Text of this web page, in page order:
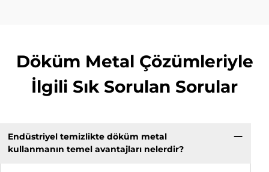
Döküm Metal Çözümleriyle
İlgili Sık Sorulan Sorular
Endüstriyel temizlikte döküm metal
kullanmanın temel avantajları nelerdir?